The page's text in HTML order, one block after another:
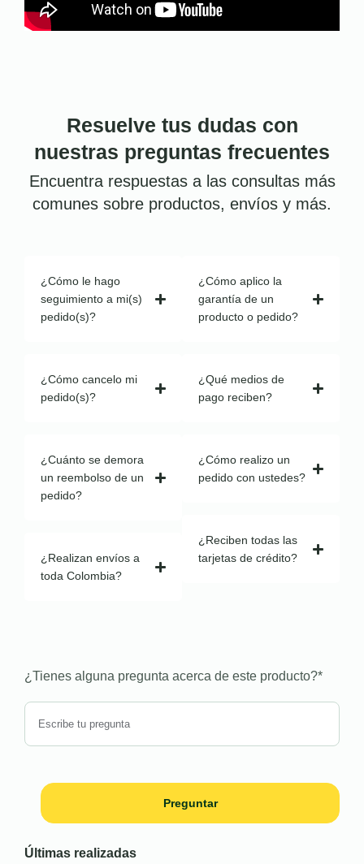
Resuelve tus dudas con
nuestras preguntas frecuentes
Encuentra respuestas a las consultas más
comunes sobre productos, envíos y más.
¿Cómo le hago
seguimiento a mi(s)
pedido(s)?
¿Cómo cancelo mi
pedido(s)?
¿Cuánto se demora
un reembolso de un
pedido?
¿Realizan envíos a
toda Colombia?
¿Cómo aplico la
garantía de un
producto o pedido?
¿Qué medios de
pago reciben?
¿Cómo realizo un
pedido con ustedes?
¿Reciben todas las
tarjetas de crédito?
¿Tienes alguna pregunta acerca de este producto?*
Preguntar
Últimas realizadas